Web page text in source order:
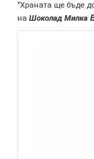
*Храната ще бъде
на Шоколад Милка